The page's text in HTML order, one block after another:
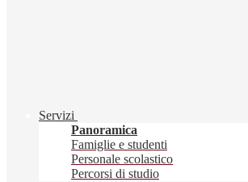
Servizi
Panoramica
Famiglie e studenti
Personale scolastico
Percorsi di studio